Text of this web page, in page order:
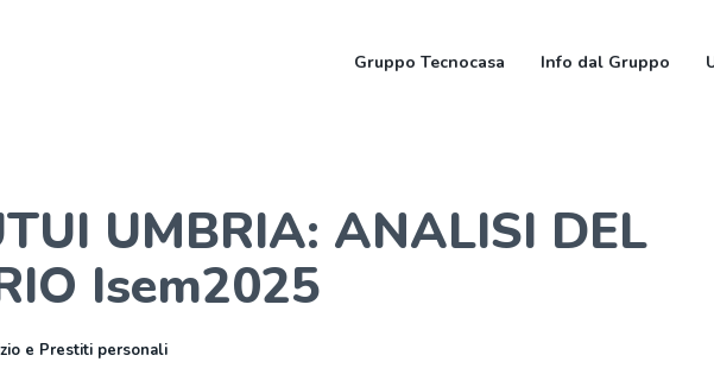
Gruppo Tecnocasa Info dal Gruppo
UMBRIA: ANALISI DEL
Isem2025
e Prestiti personali